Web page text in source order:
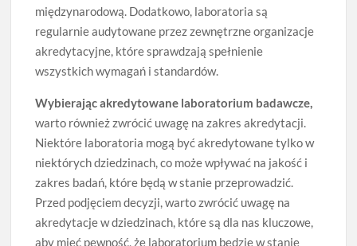
międzynarodową. Dodatkowo, laboratoria są
regularnie audytowane przez zewnętrzne organizacje
akredytacyjne, które sprawdzają spełnienie
wszystkich wymagań i standardów.
Wybierając akredytowane laboratorium badawcze,
warto również zwrócić uwagę na zakres akredytacji.
Niektóre laboratoria mogą być akredytowane tylko w
niektórych dziedzinach, co może wpływać na jakość i
zakres badań, które będą w stanie przeprowadzić.
Przed podjęciem decyzji, warto zwrócić uwagę na
akredytacje w dziedzinach, które są dla nas kluczowe,
aby mieć pewność, że laboratorium będzie w stanie